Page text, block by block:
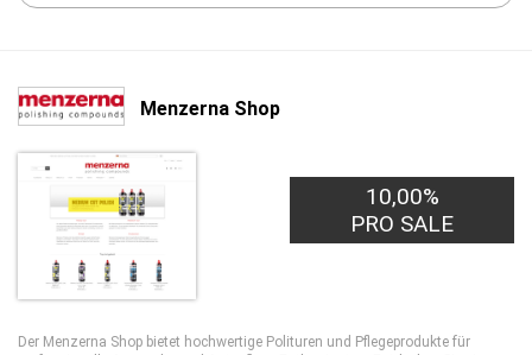
Menzerna Shop
10,00%
PRO SALE
Der Menzerna Shop bietet hochwertige Polituren und Pflegeprodukte für